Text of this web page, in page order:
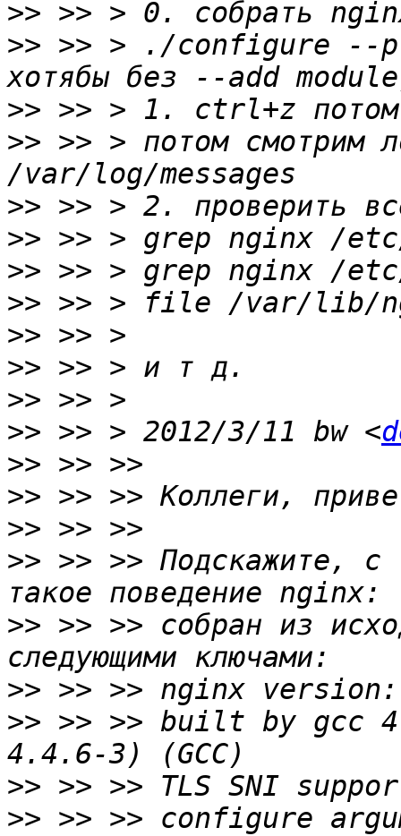
>>
>> >> > ./configure --
>>
>> >> > потом смотрим
>>
>>
>>
>>
>>
>>
>>
>> >> > 2012/3/11 bw <
>>
>>
>>
>> >> >> Подскажите, с
>> >> >> собран из
>>
>> >> >> built by gcc
>>
>> >> >> configure